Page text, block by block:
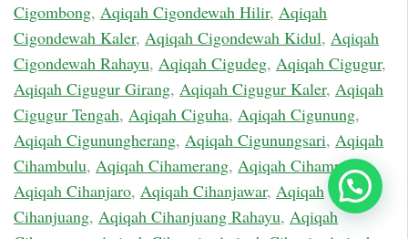
Cigombong, Aqiqah Cigondewah Hilir, Aqiqah
Cigondewah Kaler, Aqiqah Cigondewah Kidul, Aqiqah
Cigondewah Rahayu, Aqiqah Cigudeg, Aqiqah Cigugur,
Aqiqah Cigugur Girang, Aqiqah Cigugur Kaler, Aqiqah
Cigugur Tengah, Aqiqah Ciguha, Aqiqah Cigunung,
Aqiqah Cigunungherang, Aqiqah Cigunungsari, Aqiqah
Cihambulu, Aqiqah Cihamerang, Aqiqah Cihampelas,
Aqiqah Cihanjaro, Aqiqah Cihanjawar, Aqiqah
Cihanjuang, Aqiqah Cihanjuang Rahayu, Aqiqah
Chat Sekarang